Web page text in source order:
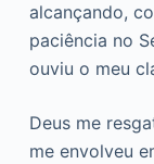
alcançando,
paciência no
ouviu o meu
Deus me
me envolveu